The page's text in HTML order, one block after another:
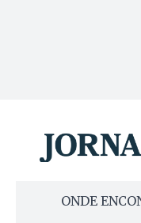
ONDE